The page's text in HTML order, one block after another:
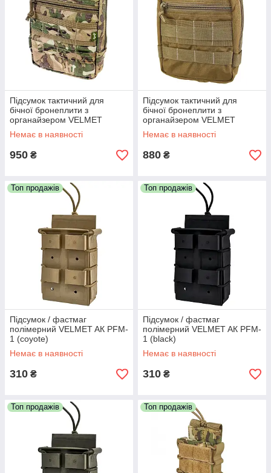
Підсумок тактичний для
бічної бронеплити з
органайзером VELMET
(MaWka)
Немає в наявності
950 ₴
Підсумок тактичний для
бічної бронеплити з
органайзером VELMET
(coyote)
Немає в наявності
880 ₴
Топ продажів
Підсумок / фастмаг
полімерний VELMET AК PFM-
1 (coyote)
Немає в наявності
310 ₴
Топ продажів
Підсумок / фастмаг
полімерний VELMET AК PFM-
1 (black)
Немає в наявності
310 ₴
Топ продажів Топ продажів